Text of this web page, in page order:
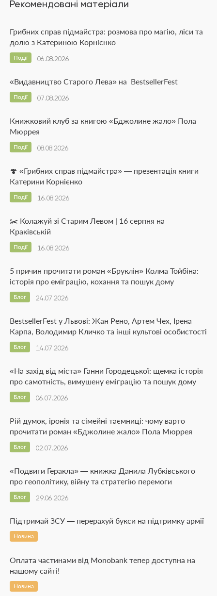
Рекомендовані матеріали
Грибних справ підмайстра: розмова про магію, ліси та
долю з Катериною Корнієнко
06.08.2026
Події
«Видавництво Старого Лева» на BestsellerFest
07.08.2026
Події
Книжковий клуб за книгою «Бджолине жало» Пола
Мюррея
08.08.2026
Події
🍄 «Грибних справ підмайстра» — презентація книги
Катерини Корнієнко
16.08.2026
Події
✂️ Колажуй зі Старим Левом | 16 серпня на
Краківській
16.08.2026
Події
5 причин прочитати роман «Бруклін» Колма Тойбіна:
історія про еміграцію, кохання та пошук дому
24.07.2026
Блог
BestsellerFest у Львові: Жан Рено, Артем Чех, Ірена
Карпа, Володимир Кличко та інші культові особистості
14.07.2026
Блог
«На захід від міста» Ганни Городецької: щемка історія
про самотність, вимушену еміграцію та пошук дому
06.07.2026
Блог
Рій думок, іронія та сімейні таємниці: чому варто
прочитати роман «Бджолине жало» Пола Мюррея
02.07.2026
Блог
«Подвиги Геракла» — книжка Данила Лубківського
про геополітику, війну та стратегію перемоги
29.06.2026
Блог
Підтримай ЗСУ — перерахуй букси на підтримку армії
Новина
Оплата частинами від Monobank тепер доступна на
нашому сайті!
Новина